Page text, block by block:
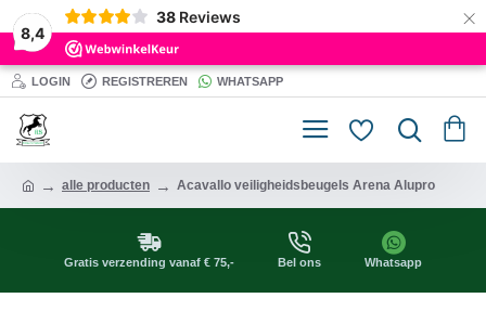
8,4
38 Reviews ×
LOGIN REGISTREREN WHATSAPP
alle producten Acavallo veiligheidsbeugels Arena Alupro
Gratis verzending vanaf € 75,- Bel ons Whatsapp